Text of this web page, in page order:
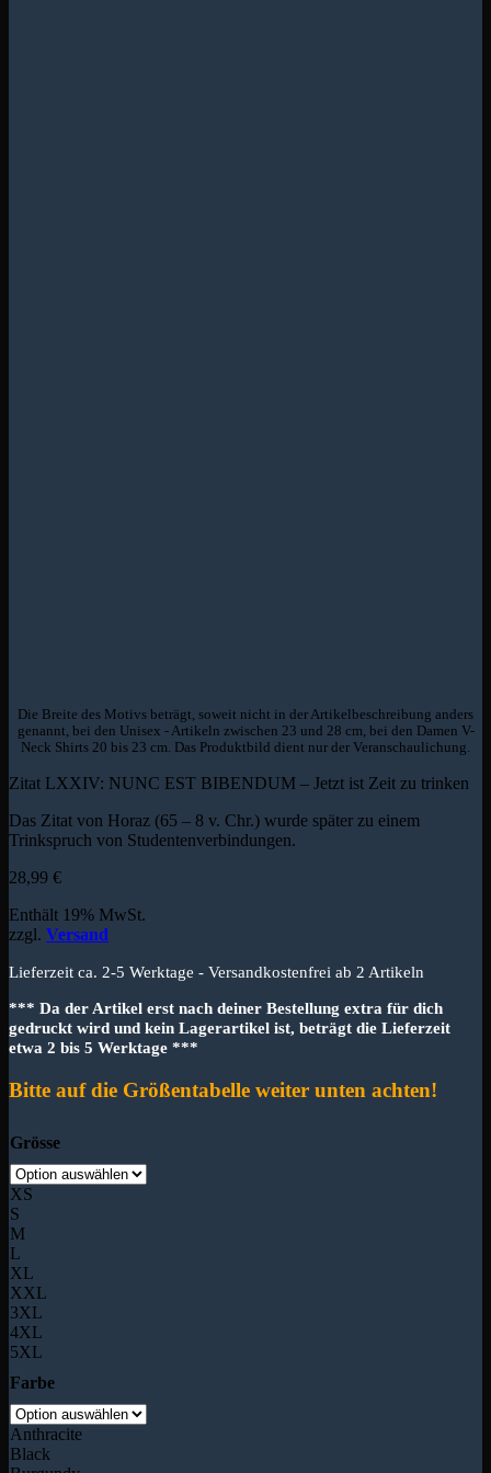
Die Breite des Motivs beträgt, soweit nicht in der Artikelbeschreibung anders
genannt, bei den Unisex - Artikeln zwischen 23 und 28 cm, bei den Damen V-
Neck Shirts 20 bis 23 cm. Das Produktbild dient nur der Veranschaulichung.
Zitat LXXIV: NUNC EST BIBENDUM – Jetzt ist Zeit zu trinken
Das Zitat von Horaz (65 – 8 v. Chr.) wurde später zu einem
Trinkspruch von Studentenverbindungen.
28,99 €
Enthält 19% MwSt.
zzgl. Versand
Lieferzeit ca. 2-5 Werktage - Versandkostenfrei ab 2 Artikeln
*** Da der Artikel erst nach deiner Bestellung extra für dich
gedruckt wird und kein Lagerartikel ist, beträgt die Lieferzeit
etwa 2 bis 5 Werktage ***
Bitte auf die Größentabelle weiter unten achten!
Grösse
XS
S
M
L
XL
XXL
3XL
4XL
5XL
Farbe
Anthracite
Black